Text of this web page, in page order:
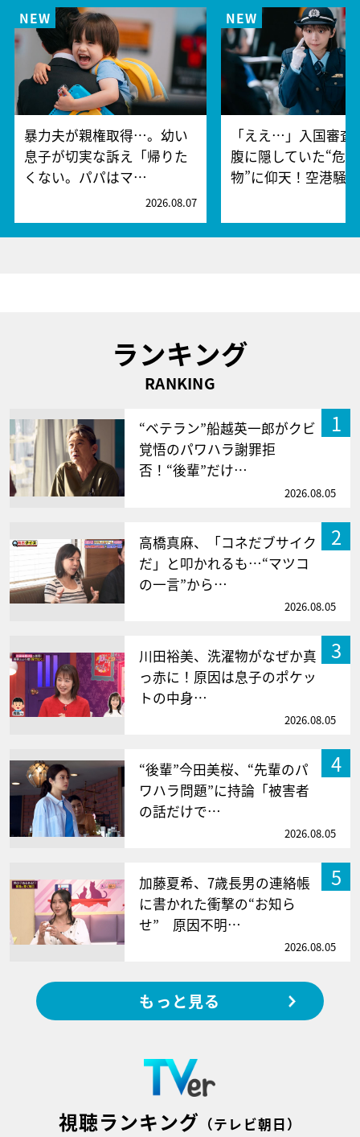
暴力夫が親権取得…。幼い
息子が切実な訴え「帰りた
くない。パパはマ…
2026.08.07
「ええ…」入国審査
腹に隠していた“危
物”に仰天！空港騒
ランキング
RANKING
1
“ベテラン”船越英一郎がクビ
覚悟のパワハラ謝罪拒
否！“後輩”だけ…
2026.08.05
2
高橋真麻、「コネだブサイク
だ」と叩かれるも…“マツコ
の一言”から…
2026.08.05
3
川田裕美、洗濯物がなぜか真
っ赤に！原因は息子のポケッ
トの中身…
2026.08.05
4
“後輩”今田美桜、“先輩のパ
ワハラ問題”に持論「被害者
の話だけで…
2026.08.05
5
加藤夏希、7歳長男の連絡帳
に書かれた衝撃の“お知ら
せ” 原因不明…
2026.08.05
もっと見る
視聴ランキング （テレビ朝日）